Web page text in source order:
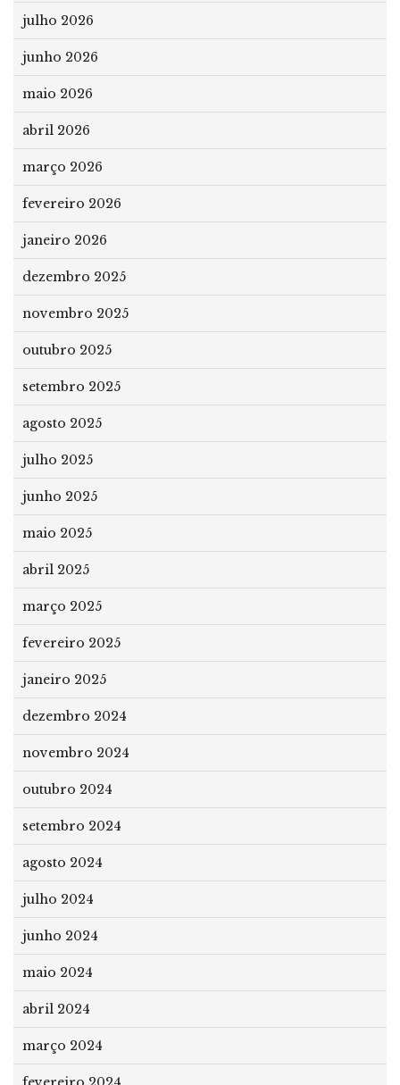
julho 2026
junho 2026
maio 2026
abril 2026
março 2026
fevereiro 2026
janeiro 2026
dezembro 2025
novembro 2025
outubro 2025
setembro 2025
agosto 2025
julho 2025
junho 2025
maio 2025
abril 2025
março 2025
fevereiro 2025
janeiro 2025
dezembro 2024
novembro 2024
outubro 2024
setembro 2024
agosto 2024
julho 2024
junho 2024
maio 2024
abril 2024
março 2024